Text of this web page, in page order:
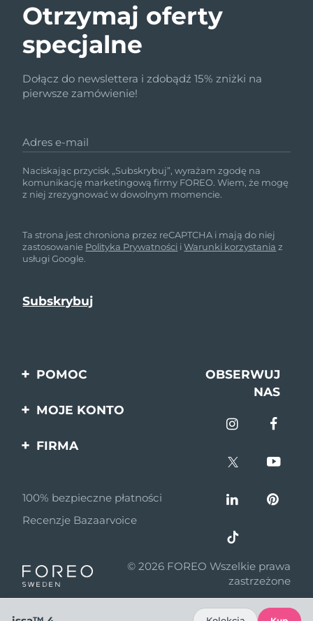
Otrzymaj oferty
specjalne
Dołącz do newslettera i zdobądź 15% zniżki na
pierwsze zamówienie!
Adres e-mail
Naciskając przycisk „Subskrybuj”, wyrażam zgodę na
komunikację marketingową firmy FOREO. Wiem, że mogę
z niej zrezygnować w dowolnym momencie.
Ta strona jest chroniona przez reCAPTCHA i mają do niej
zastosowanie Polityka Prywatności iWarunki korzystania z
usługi Google.
POMOC
Kontakt
OBSERWUJ
NAS
MOJE KONTO
FIRMA
Program partnerski
Wiadomości
MYSA
Dystrybutorzy
100% bezpieczne płatności
Recenzje Bazaarvoice
© 2026 FOREO Wszelkie prawa
zastrzeżone